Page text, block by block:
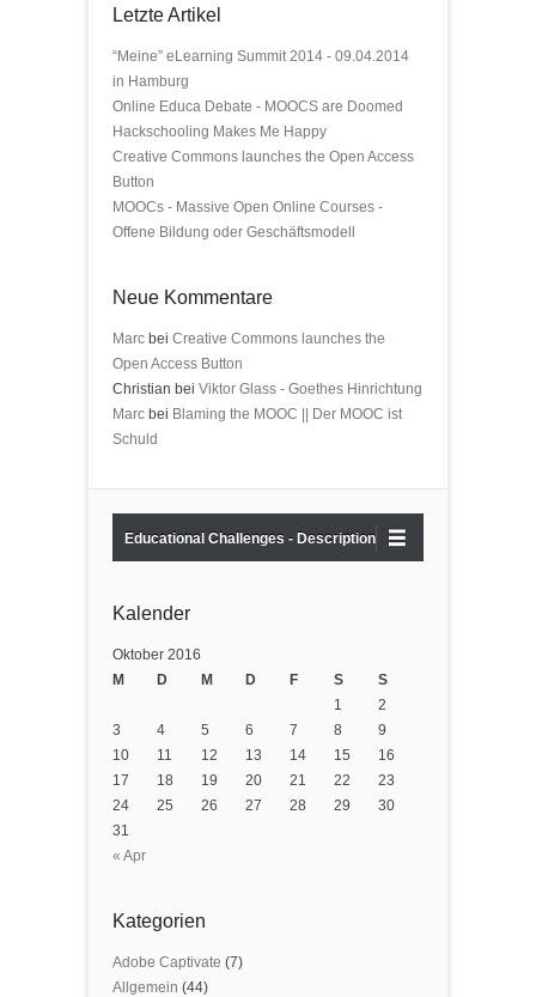
Letzte Artikel
“Meine” eLearning Summit 2014 - 09.04.2014
in Hamburg
Online Educa Debate - MOOCS are Doomed
Hackschooling Makes Me Happy
Creative Commons launches the Open Access
Button
MOOCs - Massive Open Online Courses -
Offene Bildung oder Geschäftsmodell
Neue Kommentare
Marc bei Creative Commons launches the
Open Access Button
Christian bei Viktor Glass - Goethes Hinrichtung
Marc bei Blaming the MOOC || Der MOOC ist
Schuld
Educational Challenges - Description
Kalender
Oktober 2016
M
D M D F S S
« Apr
1
2
3
4 5 6 7 8
9
10
11 12 13 14 15
16
17
18 19 20 21 22
23
24
25 26 27 28 29
30
31
Kategorien
Adobe Captivate (7)
Allgemein (44)